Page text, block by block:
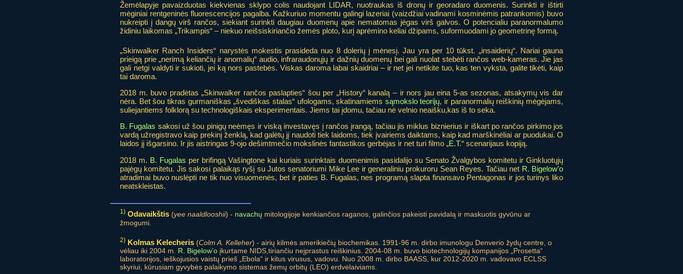
Žemėlapyje pavaizduotas kiekvienas sklypo colis naudojant LIDAR, nuotraukas iš dronų ir georadaro duomenis. Surinkti ir ištirti
mėginiai rentgeninės fluorescencijos pagalba. Kažkuriuo momentu galingi lazeriai (vaizdžiai vadinami kosminėmis patrankomis) buvo
nukreipti į dangų virš rančos, siekiant surinkti daugiau duomenų apie nematomas jėgas virš galvos. O potencialiu paranormalumo
židiniu laikomas „Trikampis“ – niekuo neišsiskiriančio žemės ploto, kurį aprėmino keliai džipams, suformuodami jo geometrinę formą.
„Skinwalker Ranch Insiders“ narystės mokestis prasideda nuo 8 dolerių į mėnesį. Jau yra per 10 tūkst. „insaiderių“. Nariai gauna
prieigą prie „nerimą keliančių ir anomalių“ audio, infraraudonųjų ir dažnių duomenų bei gali nuolat stebėti rančos web-kameras. Jie jas
gali netgi valdyti ir sukioti, jei ką nors pastebės. Viskas daroma labai skaidriai – ir net jei netikite tuo, kas ten vyksta, galite tikėti, kaip
tai daroma.
2018 m. buvo pradėtas „Skinwalker rančos paslapties“ šou per „History“ kanalą – ir nors jau eina 5-as sezonas, atsakymų vis dar
nėra. Bet šou tikras gurmaniškas „švediškas stalas“ ufologams, skatinamiems sąmokslo teorijų, ir paranormalių reiškinių mėgėjams,
suliejantiems folklorą su technologiškais eksperimentais. Jiems tai įdomu, tačiau nė velnio neaišku,kas iš to seka.
B. Fugalas sakosi už šou pinigų neėmęs ir viską investavęs į rančos įrangą, tačiau jis miklus biznierius ir iškart po rančos pirkimo jos
vardą užregistravo kaip prekinį ženklą, kad galėtų jį naudoti tiek laidoms, tiek įvairiems daiktams, kaip kad marškinėliai ar puodukai. O
laidos jį išgarsino. Ir jis aistringas 9-ojo dešimtmečio mokslinės fantastikos gerbėjas ir net turi filmo „E.T.“ scenarijaus kopiją.
2018 m. B. Fugalas per brifingą Vašingtone kai kuriais surinktais duomenimis pasidalijo su Senato Žvalgybos komitetu ir Ginkluotųjų
pajėgų komitetu. Jis sakosi palaikąs ryšį su Jutos senatoriumi Mike Lee ir generaliniu prokuroru Sean Reyes. Tačiau net R. Bigelow’o
atradimai buvo nuslėpti ne tik nuo visuomenės, bet ir paties B. Fugalas, nes programą slapta finansavo Pentagonas ir jos turinys liko
neatskleistas.
1) Odavaikštis (yee naaldlooshii) - navachų mitologijoje kenkiančios raganos, galinčios pakeisti pavidalą ir maskuotis gyvūnu ar
žmogumi.
2) Kolmas Kelecheris (Colm A. Kelleher) - airių kilmės amerikiečių biochemikas. 1991-96 m. dirbo imunologu Denverio žydų centre, o
vėliau iki 2004 m. R. Bigelow’o įkurtame NIDS,tiriančiu neįprastus reiškinius. 2004-08 m. buvo biotechnologijų kompanijos „Prosetta“
laboratorijos, ieškojusios vaistų prieš „Ebola“ ir kitus virusus, vadovu. Nuo 2008 m. dirbo BAASS, kur 2012-2020 m. vadovavo ECLSS
skyriui, kūrusiam gyvybės palaikymo sistemas žemų orbitų (LEO) erdvėlaiviams.